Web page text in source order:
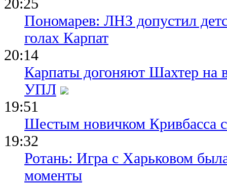
20:25
Пономарев: ЛНЗ допустил
голах Карпат
20:14
Карпаты догоняют Шахтер на
УПЛ
19:51
Шестым новичком Кривбасса
19:32
Ротань: Игра с Харьковом
моменты